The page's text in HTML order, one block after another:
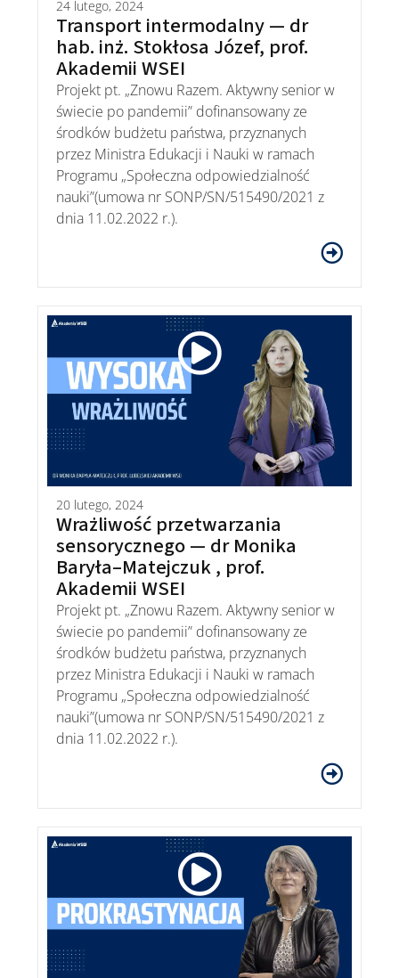
24 lutego, 2024
Transport intermodalny — dr
hab. inż. Stokłosa Józef, prof.
Akademii WSEI
Projekt pt. „Znowu Razem. Aktywny senior w
świecie po pandemii” dofinansowany ze
środków budżetu państwa, przyznanych
przez Ministra Edukacji i Nauki w ramach
Programu „Społeczna odpowiedzialność
nauki”(umowa nr SONP/SN/515490/2021 z
dnia 11.02.2022 r.).
20 lutego, 2024
Wrażliwość przetwarzania
sensorycznego — dr Monika
Baryła–Matejczuk , prof.
Akademii WSEI
Projekt pt. „Znowu Razem. Aktywny senior w
świecie po pandemii” dofinansowany ze
środków budżetu państwa, przyznanych
przez Ministra Edukacji i Nauki w ramach
Programu „Społeczna odpowiedzialność
nauki”(umowa nr SONP/SN/515490/2021 z
dnia 11.02.2022 r.).